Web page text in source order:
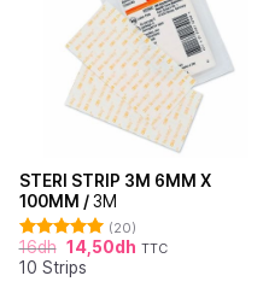
STERI STRIP 3M 6MM X
100MM /3M
Note
4.95
sur 5
(20)
16dh 14,50dh TTC
10 Strips